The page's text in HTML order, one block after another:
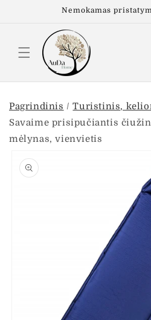
Nemokamas
Pagrindinis /Turistinis,
Savaime prisipučiantis
mėlynas, vienvietis
informacijos
apie gaminį